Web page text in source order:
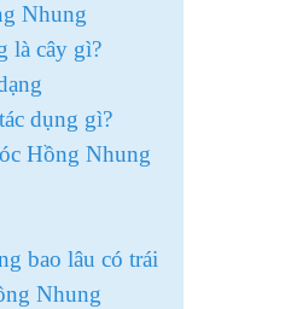
Nhung
là cây gì?
dụng gì?
Hồng Nhung
bao lâu có trái
Nhung